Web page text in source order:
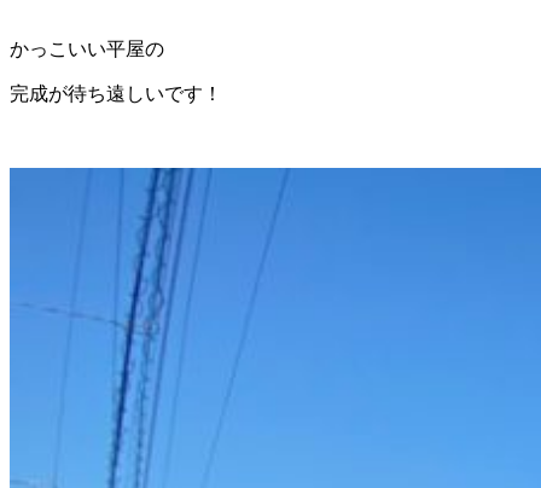
かっこいい平屋の
完成が待ち遠しいです！